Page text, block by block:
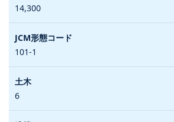
14,300
101-1
6